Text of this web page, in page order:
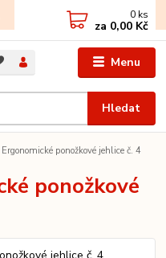
Menu
Hledat
0 ks
za 0,00 Kč
ponožkové jehlice č. 4
ponožkové